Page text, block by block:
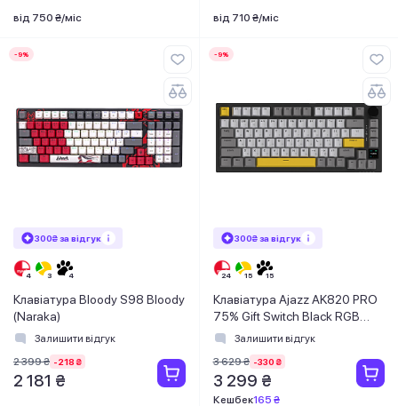
від 750 ₴/міс
від 710 ₴/міс
-9%
300₴ за відгук
Клавіатура Bloody S98 Bloody
(Naraka)
Залишити відгук
2 399 ₴ -218 ₴
2 181 ₴
-9%
300₴ за відгук
Клавіатура Ajazz AK820 PRO
75% Gift Switch Black RGB
(AK820PRO-G-BGY)
Залишити відгук
3 629 ₴ -330 ₴
3 299 ₴
Кешбек165 ₴